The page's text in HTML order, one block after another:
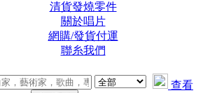
清貨發燒零件
關於唱片
網購/發貨付運
聯糸我們
查看